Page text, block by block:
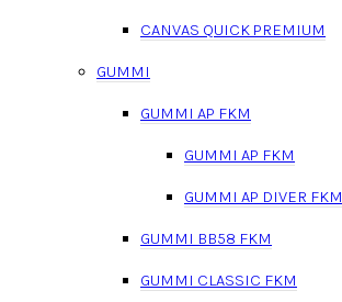
CANVAS QUICK PREMIUM
GUMMI
GUMMI AP FKM
GUMMI AP FKM
GUMMI AP DIVER FKM
GUMMI BB58 FKM
GUMMI CLASSIC FKM